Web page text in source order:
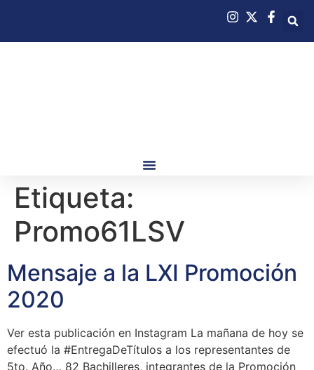
Etiqueta:
Promo61LSV
Mensaje a la LXI Promoción
2020
Ver esta publicación en Instagram La mañana de hoy se
efectuó la #EntregaDeTítulos a los representantes de
5to. Año… 82 Bachilleres, integrantes de la Promoción